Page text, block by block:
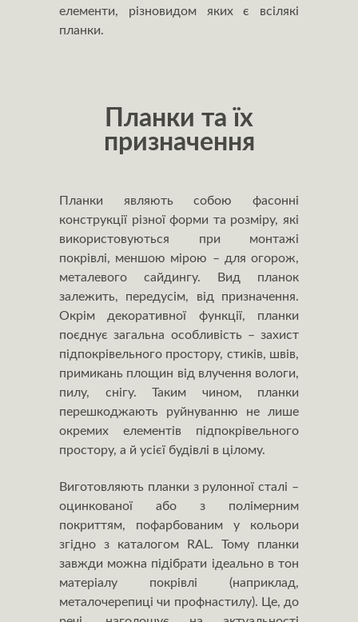
елементи, різновидом яких є всілякі
планки.
Планки та їх
призначення
Планки являють собою фасонні
конструкції різної форми та розміру, які
використовуються при монтажі
покрівлі, меншою мірою – для огорож,
металевого сайдингу. Вид планок
залежить, передусім, від призначення.
Окрім декоративної функції, планки
поєднує загальна особливість – захист
підпокрівельного простору, стиків, швів,
примикань площин від влучення вологи,
пилу, снігу. Таким чином, планки
перешкоджають руйнуванню не лише
окремих елементів підпокрівельного
простору, а й усієї будівлі в цілому.
Виготовляють планки з рулонної сталі –
оцинкованої або з полімерним
покриттям, пофарбованим у кольори
згідно з каталогом RAL. Тому планки
завжди можна підібрати ідеально в тон
матеріалу покрівлі (наприклад,
металочерепиці чи профнастилу). Це, до